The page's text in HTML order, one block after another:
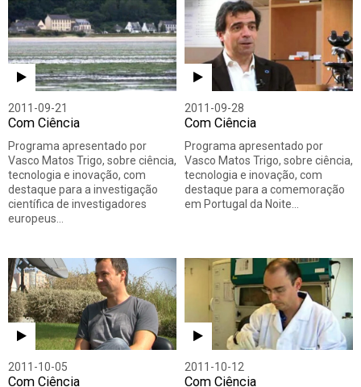
2011-09-21
Com Ciência
Programa apresentado por
Vasco Matos Trigo, sobre ciência,
tecnologia e inovação, com
destaque para a investigação
científica de investigadores
europeus…
2011-09-28
Com Ciência
Programa apresentado por
Vasco Matos Trigo, sobre ciência,
tecnologia e inovação, com
destaque para a comemoração
em Portugal da Noite…
2011-10-05
Com Ciência
2011-10-12
Com Ciência